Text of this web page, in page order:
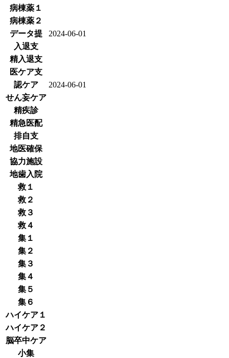
病棟薬１
病棟薬２
データ提
2024-06-01
入退支
精入退支
医ケア支
認ケア
2024-06-01
せん妄ケア
精疾診
精急医配
排自支
地医確保
協力施設
地歯入院
救１
救２
救３
救４
集１
集２
集３
集４
集５
集６
ハイケア１
ハイケア２
脳卒中ケア
小集